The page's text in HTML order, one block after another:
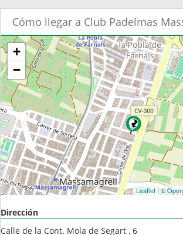
Cómo llegar a Club Padelmas
+
−
Leaflet| ©
Dirección
Calle de la Cont. Mola de Segart , 6